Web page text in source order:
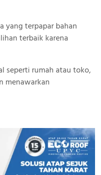
yang terpapar bahan
terbaik karena
seperti rumah atau toko,
menawarkan